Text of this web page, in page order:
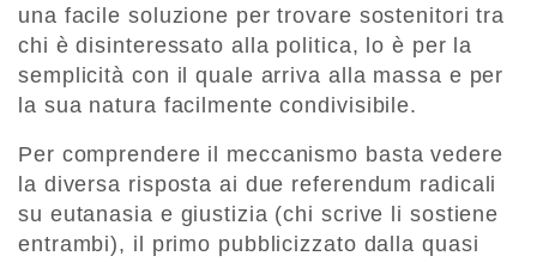
una facile soluzione per trovare sostenitori tra
chi è disinteressato alla politica, lo è per la
semplicità con il quale arriva alla massa e per
la sua natura facilmente condivisibile.
Per comprendere il meccanismo basta vedere
la diversa risposta ai due referendum radicali
su eutanasia e giustizia (chi scrive li sostiene
entrambi), il primo pubblicizzato dalla quasi